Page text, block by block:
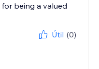
being a valued
Útil (0)